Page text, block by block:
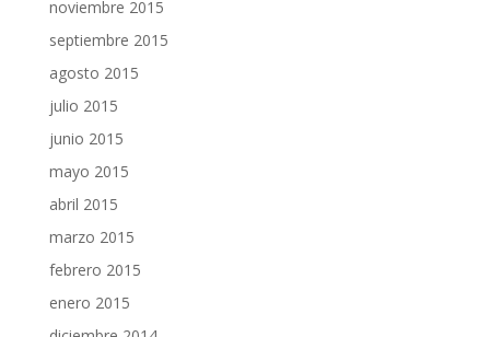
noviembre 2015
septiembre 2015
agosto 2015
julio 2015
junio 2015
mayo 2015
abril 2015
marzo 2015
febrero 2015
enero 2015